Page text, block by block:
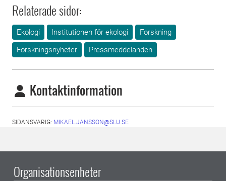
Relaterade sidor:
Ekologi Institutionen för ekologi
Forskning
Forskningsnyheter
Pressmeddelanden
Kontaktinformation
SIDANSVARIG: MIKAEL.JANSSON@SLU.SE
Organisationsenheter